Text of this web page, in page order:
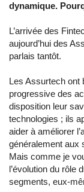
dynamique.
L’arrivée des
aujourd’hui des
parlais tantôt.
Les Assurtech ont
progressive des
disposition leur
technologies ; ils
aider à améliorer
généralement aux
Mais comme je
l’évolution du rôle
segments, eux-